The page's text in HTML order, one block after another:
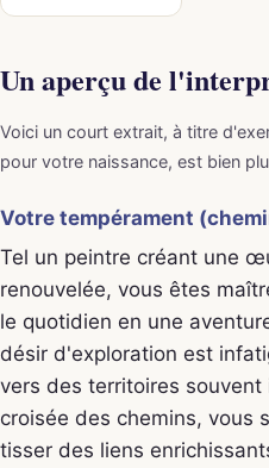
Un aperçu de
Voici un court extrait, à titre
pour votre naissance, est bien
Votre tempérament
Tel un peintre créant une
renouvelée, vous êtes
le quotidien en une
désir d'exploration est
vers des territoires souvent
croisée des chemins, vous
tisser des liens